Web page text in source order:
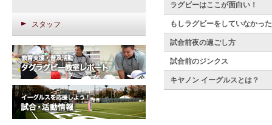
スタッフ
ラグビーはここが面白い！
もしラグビーをしていなかっ
試合前夜の過ごし方
試合前のジンクス
キヤノン イーグルスとは？